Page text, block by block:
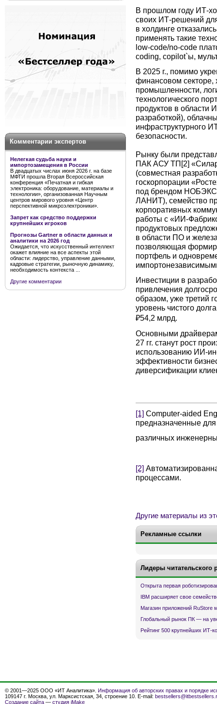
Комментарии экспертов
Нелегкая судьба науки и
импортозамещения в России
В двадцатых числах июня 2026 г. на базе
МФТИ прошла Вторая Всероссийская
конференция «Печатная и гибкая
электроника: оборудование, материалы и
технологии», организованная Научным
центров мирового уровня «Центр
перспективной микроэлектроники».
Запрет как средство поддержки
крупнейших игроков
Прогнозы Gartner в области данных и
аналитики на 2026 год
Ожидается, что искусственный интеллект
окажет влияние на все аспекты этой
области: лидерство, управление данными,
кадровые стратегии, рыночную динамику,
необходимость контекста ...
Другие комментарии
В прошлом году ИТ-
своих ИТ-решений для
в холдинге
применять такие
low‑code/no‑code
coding, copilot`ы,
В 2025 г., помимо
финансовом секторе,
промышленности,
технологического
продуктов в
разработкой),
инфраструктурного
безопасности.
Рынку были
ПАК АСУ ТП[2]
(совместная
госкорпорации
под брендом НОБЭКС
ЛАНИТ), семейство
корпоративных
работы с «ИИ-
продуктовых
в области ПО и
позволяющая
портфель и
Инвестиции в
привлечения
образом, уже третий
уровень чистого
₽54,2 млрд.
Основными
27 гг. станут рост
использованию ИИ-
эффективности
диверсификации
[1] Computer-aided
предназначенные
различных
[2]
процессами.
Другие материалы из
Рекламные ссылки
Лидеры читательского
Открыта первая
IBM расширяет свое
Магазин приложений RuStore
Глобальный рынок ПК — на
Рейтинг 500 крупнейших ИТ-
© 2001—2025 ООО «ИТ Аналитика». Информация об авторских правах и порядке
109147 г. Москва, ул. Марксистская, 34, строение 10. E-mail:
Создание сайта — студия iMake